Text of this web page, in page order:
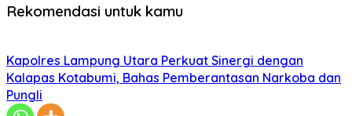
Rekomendasi untuk kamu
Kapolres Lampung Utara Perkuat Sinergi dengan
Kalapas Kotabumi, Bahas Pemberantasan Narkoba dan
Pungli